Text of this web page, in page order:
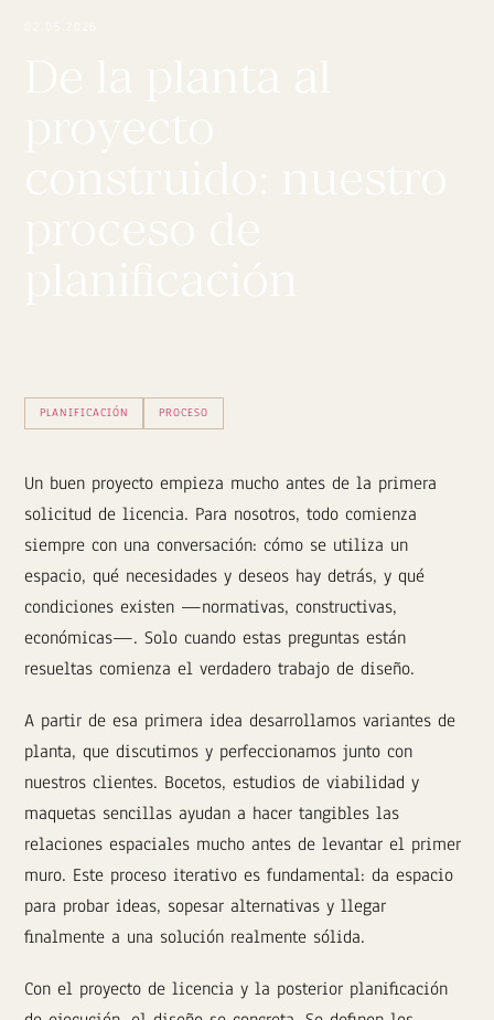
PLANIFICACIÓN PROCESO
Un buen proyecto empieza mucho antes de la primera
solicitud de licencia. Para nosotros, todo comienza
siempre con una conversación: cómo se utiliza un
espacio, qué necesidades y deseos hay detrás, y qué
condiciones existen —normativas, constructivas,
económicas—. Solo cuando estas preguntas están
resueltas comienza el verdadero trabajo de diseño.
A partir de esa primera idea desarrollamos variantes de
planta, que discutimos y perfeccionamos junto con
nuestros clientes. Bocetos, estudios de viabilidad y
maquetas sencillas ayudan a hacer tangibles las
relaciones espaciales mucho antes de levantar el primer
muro. Este proceso iterativo es fundamental: da espacio
para probar ideas, sopesar alternativas y llegar
finalmente a una solución realmente sólida.
Con el proyecto de licencia y la posterior planificación